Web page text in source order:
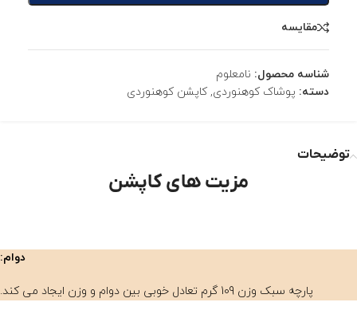
مقایسه
شناسه محصول: نامعلوم
دسته: پوشاک کوهنوردی, کاپشن کوهنوردی
توضیحات
مزیت های کاپشن
دوام:
پارچه سبک وزن 109 گرم تعادل خوبی بین دوام و وزن ایجاد می کند.